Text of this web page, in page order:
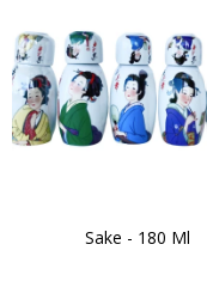
Sake - 180 Ml
Bivalvos
Jibia
Chipirón
Bastones
Arrolladitos
Otros
Preparados de vegetales
Pulpa de frutas
Locales
Italianas
Lekker
Il Porto
NotCo